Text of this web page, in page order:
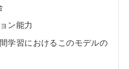
ン能力
学習におけるこのモデルの